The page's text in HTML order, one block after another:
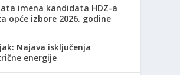
imena kandidata HDZ-a
opće izbore 2026. godine
Najava isključenja
energije